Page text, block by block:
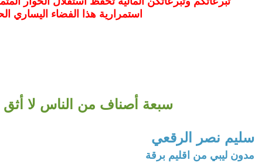
استمرارية هذا الفضاء اليساري
سبعة أصناف من الناس لا أثق
سليم نصر الرقعي
مدون ليبي من اقليم برقة